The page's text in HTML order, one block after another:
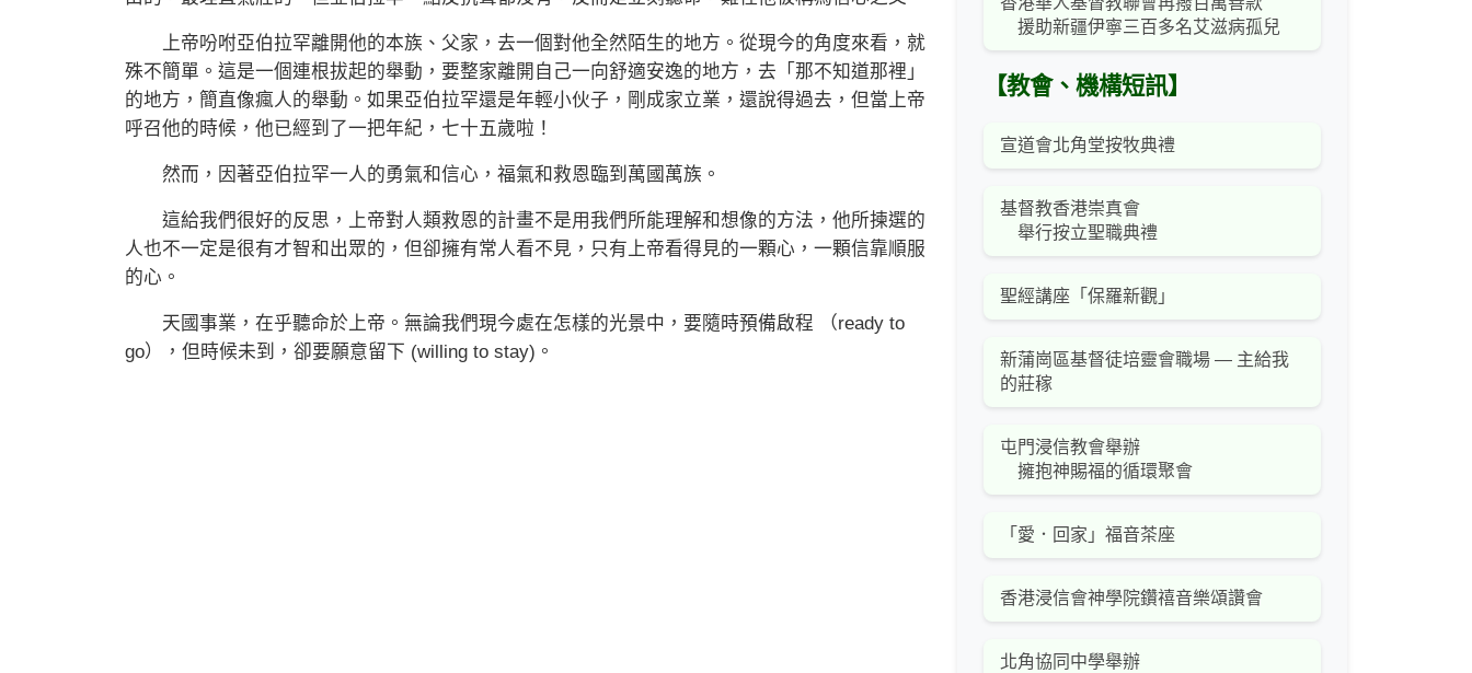
上帝吩咐亞伯拉罕離開他的本族、父家，去一個對他全然陌生的地方。從現今的角度來看，就
殊不簡單。這是一個連根拔起的舉動，要整家離開自己一向舒適安逸的地方，去「那不知道那裡」
的地方，簡直像瘋人的舉動。如果亞伯拉罕還是年輕小伙子，剛成家立業，還說得過去，但當上帝
呼召他的時候，他已經到了一把年紀，七十五歲啦！
然而，因著亞伯拉罕一人的勇氣和信心，福氣和救恩臨到萬國萬族。
這給我們很好的反思，上帝對人類救恩的計畫不是用我們所能理解和想像的方法，他所揀選的
人也不一定是很有才智和出眾的，但卻擁有常人看不見，只有上帝看得見的一顆心，一顆信靠順服
的心。
天國事業，在乎聽命於上帝。無論我們現今處在怎樣的光景中，要隨時預備啟程 （ready to
go），但時候未到，卻要願意留下 (willing to stay)。
援助新疆伊寧三百多名艾滋病孤兒
【教會、機構短訊】
宣道會北角堂按牧典禮
基督教香港崇真會
舉行按立聖職典禮
聖經講座「保羅新觀」
新蒲崗區基督徒培靈會職場 — 主給我
的莊稼
屯門浸信教會舉辦
擁抱神賜福的循環聚會
「愛．回家」福音茶座
香港浸信會神學院鑽禧音樂頌讚會
北角協同中學舉辦